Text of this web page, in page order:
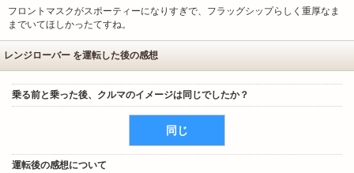
フロントマスクがスポーティーになりすぎで、フラッグシップらしく重厚なま
までいてほしかったてすね。
レンジローバー を運転した後の感想
乗る前と乗った後、クルマのイメージは同じでしたか？
同じ
運転後の感想について